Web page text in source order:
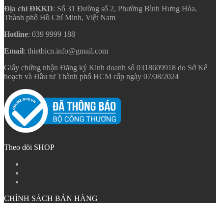
Địa chỉ ĐKKD: Số 31 Đường số 2, Phường Bình Hưng Hòa,
Thành phố Hồ Chí Minh, Việt Nam
Hotline: 039 9999 188
Email: thietbicn.info@gmail.com
Giấy chứng nhận Đăng ký Kinh doanh số 0318609918 do Sở Kế
hoạch và Đầu tư Thành phố HCM cấp ngày 07/08/2024
Theo dõi SHOP
CHÍNH SÁCH BÁN HÀNG